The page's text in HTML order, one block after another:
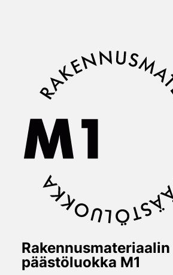
Rakennusmateriaalin
päästöluokka M1